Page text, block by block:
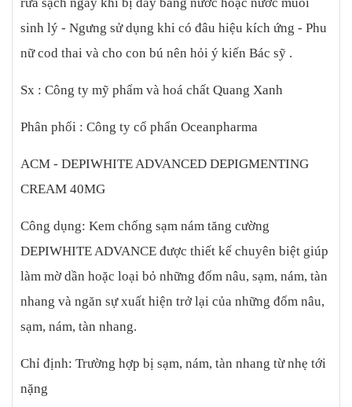
rửa sạch ngay khi bị dây bằng nước hoặc nước muối
sinh lý - Ngưng sử dụng khi có đâu hiệu kích ứng - Phu
nữ cod thai và cho con bú nên hỏi ý kiến Bác sỹ .
Sx : Công ty mỹ phẩm và hoá chất Quang Xanh
Phân phối : Công ty cổ phẩn Oceanpharma
ACM - DEPIWHITE ADVANCED DEPIGMENTING
CREAM 40MG
Công dụng: Kem chống sạm nám tăng cường
DEPIWHITE ADVANCE được thiết kế chuyên biệt giúp
làm mờ dần hoặc loại bỏ những đốm nâu, sạm, nám, tàn
nhang và ngăn sự xuất hiện trở lại của những đốm nâu,
sạm, nám, tàn nhang.
Chỉ định: Trường hợp bị sạm, nám, tàn nhang từ nhẹ tới
nặng